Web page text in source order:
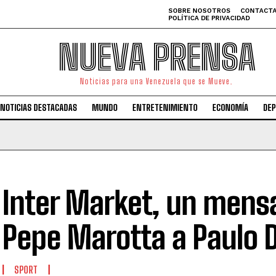
SOBRE NOSOTROS
POLÍTICA DE PRIVACIDAD
NUEVA PRENSA
Noticias para una Venezuela que se Mueve.
NOTICIAS DESTACADAS MUNDO ENTRETENIMIENTO ECONOMÍA
Inter Market, un
Pepe Marotta a Paulo
SPORT